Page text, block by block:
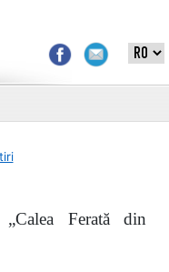
Ferată din